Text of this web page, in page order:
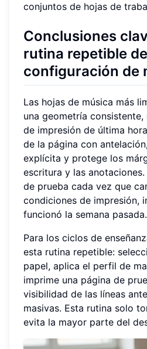
conjuntos de hojas de
Conclusiones
rutina repetible de
configuración de
Las hojas de música más
una geometría
de impresión de última
de la página con
explícita y protege los
escritura y las
de prueba cada vez que
condiciones de impresión,
funcionó la semana pasada.
Para los ciclos de
esta rutina repetible:
papel, aplica el perfil de
imprime una página de
visibilidad de las líneas
masivas. Esta rutina solo
evita la mayor parte del